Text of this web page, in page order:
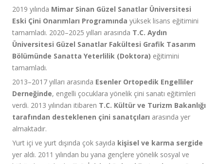
2019 yılında Mimar Sinan Güzel Sanatlar Üniversitesi
Eski Çini Onarımları Programında yüksek lisans eğitimini
tamamladı. 2020–2025 yılları arasında T.C. Aydın
Üniversitesi Güzel Sanatlar Fakültesi Grafik Tasarım
Bölümünde Sanatta Yeterlilik (Doktora) eğitimini
tamamladı.
2013–2017 yılları arasında Esenler Ortopedik Engelliler
Derneğinde, engelli çocuklara yönelik çini sanatı eğitimleri
verdi. 2013 yılından itibaren T.C. Kültür ve Turizm Bakanlığı
tarafından desteklenen çini sanatçıları arasında yer
almaktadır.
Yurt içi ve yurt dışında çok sayıda kişisel ve karma sergide
yer aldı. 2011 yılından bu yana gençlere yönelik sosyal ve